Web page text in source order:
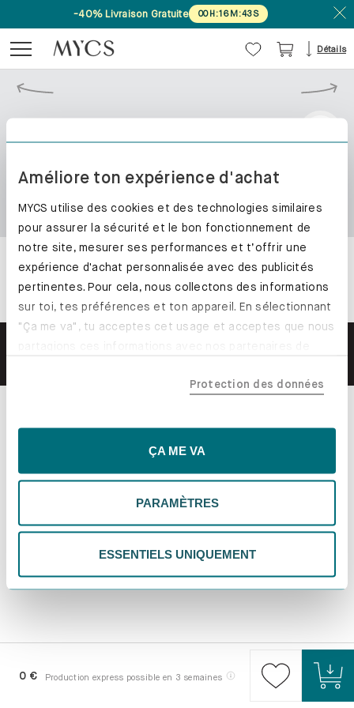
Améliore ton expérience d'achat
MYCS utilise des cookies et des technologies similaires
pour assurer la sécurité et le bon fonctionnement de
notre site, mesurer ses performances et t’offrir une
expérience d'achat personnalisée avec des publicités
pertinentes. Pour cela, nous collectons des informations
sur toi, tes préférences et ton appareil. En sélectionnant
"Ça me va", tu acceptes cet usage et acceptes que nous
tes données pourraient être traitées en dehors de l'UE,
essentiels, ce qui pourrait limiter les contenus
tes préférences. Tu peux modifier tes choix à tout
moment. Pour plus d'informations, consulte notre
politique de confidentialité.
Protection des données
ÇA ME VA
PARAMÈTRES
ESSENTIELS UNIQUEMENT
-40% Livraison Gratuite 00H:16M:43S
Détails
0 € Production express possible en 3 semaines